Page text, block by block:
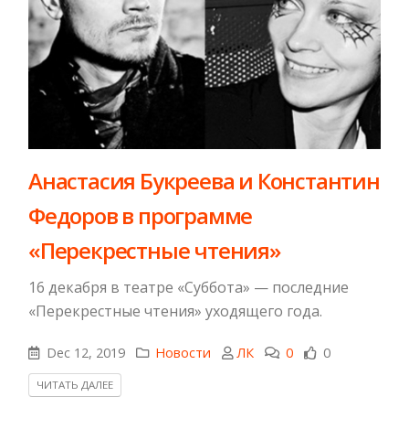
Анастасия Букреева и Константин
Федоров в программе
«Перекрестные чтения»
16 декабря в театре «Суббота» — последние
«Перекрестные чтения» уходящего года.
Dec 12, 2019 Новости ЛК 0 0
ЧИТАТЬ ДАЛЕЕ